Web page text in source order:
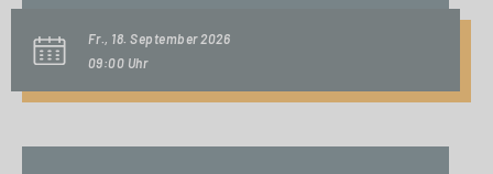
Fr., 18. September 2026
09:00 Uhr